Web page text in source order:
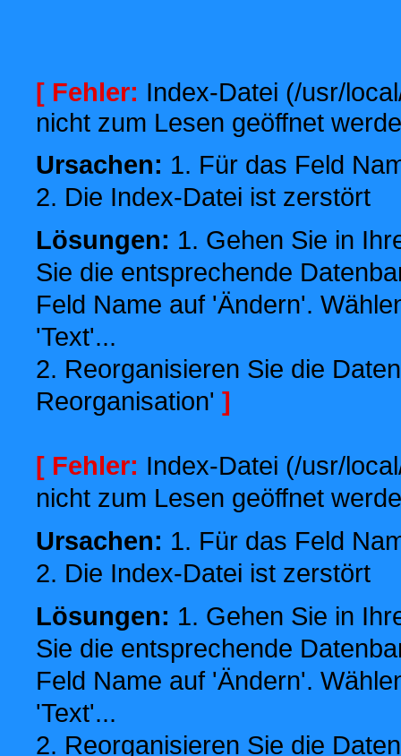
[ Fehler: Index-Datei (/usr/
nicht zum Lesen geöffnet
Ursachen: 1. Für das Feld
2. Die Index-Datei ist zerstört
Lösungen: 1. Gehen Sie in
Sie die entsprechende
Feld Name auf 'Ändern'.
'Text'...
2. Reorganisieren Sie die
Reorganisation' ]
[ Fehler: Index-Datei (/usr/
nicht zum Lesen geöffnet
Ursachen: 1. Für das Feld
2. Die Index-Datei ist zerstört
Lösungen: 1. Gehen Sie in
Sie die entsprechende
Feld Name auf 'Ändern'.
'Text'...
2. Reorganisieren Sie die